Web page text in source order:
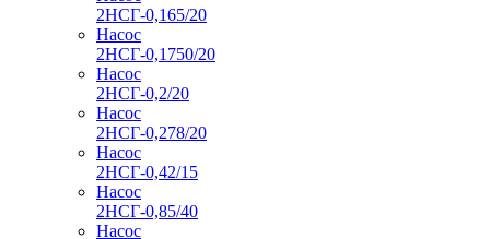
2НСГ-0,165/20
Насос
2НСГ-0,1750/20
Насос
2НСГ-0,2/20
Насос
2НСГ-0,278/20
Насос
2НСГ-0,42/15
Насос
2НСГ-0,85/40
Насос